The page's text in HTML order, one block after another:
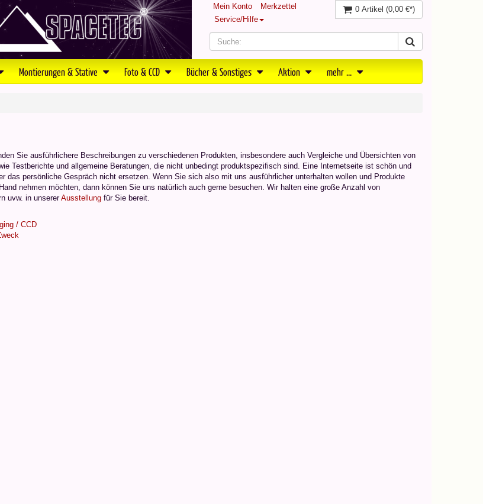
Mein Konto
Merkzettel
Service/Hilfe
0 Artikel (0,00 €*)
Montierungen & Stative Foto & CCD Bücher & Sonstiges Aktion mehr ...
Sie ausführlichere Beschreibungen zu verschiedenen Produkten, insbesondere auch Vergleiche und Übersichten von
Testberichte und allgemeine Beratungen, die nicht unbedingt produktspezifisch sind. Eine Internetseite ist schön und
das persönliche Gespräch nicht ersetzen. Wenn Sie sich also mit uns ausführlicher unterhalten wollen und Produkte
nehmen möchten, dann können Sie uns natürlich auch gerne besuchen. Wir halten eine große Anzahl von
uvw. in unsererAusstellungfür Sie bereit.
/ CCD